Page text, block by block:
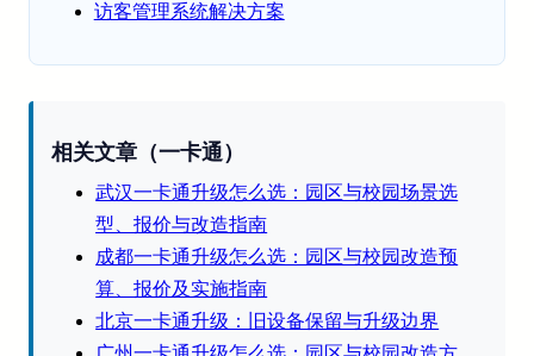
访客管理系统解决方案
相关文章（一卡通）
武汉一卡通升级怎么选：园区与校园场景选
型、报价与改造指南
成都一卡通升级怎么选：园区与校园改造预
算、报价及实施指南
北京一卡通升级：旧设备保留与升级边界